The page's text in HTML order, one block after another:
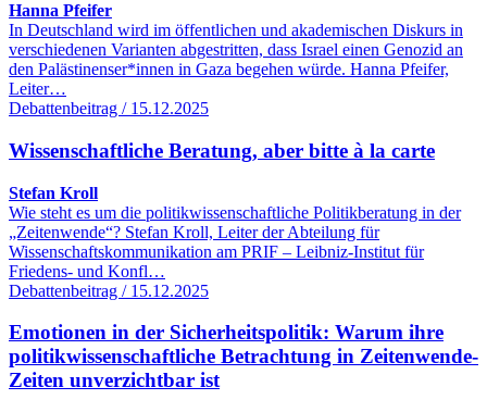
Hanna Pfeifer
In Deutschland wird im öffentlichen und akademischen Diskurs in
verschiedenen Varianten abgestritten, dass Israel einen Genozid an
den Palästinenser*innen in Gaza begehen würde. Hanna Pfeifer,
Leiter…
Debattenbeitrag / 15.12.2025
Wissenschaftliche Beratung, aber bitte à la carte
Stefan Kroll
Wie steht es um die politikwissenschaftliche Politikberatung in der
„Zeitenwende“? Stefan Kroll, Leiter der Abteilung für
Wissenschaftskommunikation am PRIF – Leibniz-Institut für
Friedens- und Konfl…
Debattenbeitrag / 15.12.2025
Emotionen in der Sicherheitspolitik: Warum ihre
politikwissenschaftliche Betrachtung in Zeitenwende-
Zeiten unverzichtbar ist